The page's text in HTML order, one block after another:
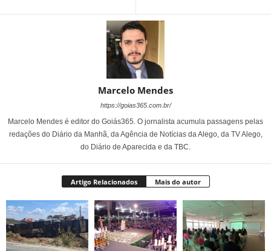
Marcelo Mendes
https://goias365.com.br/
Marcelo Mendes é editor do Goiás365. O jornalista acumula passagens pelas
redações do Diário da Manhã, da Agência de Notícias da Alego, da TV Alego,
do Diário de Aparecida e da TBC.
Artigo Relacionados Mais do autor